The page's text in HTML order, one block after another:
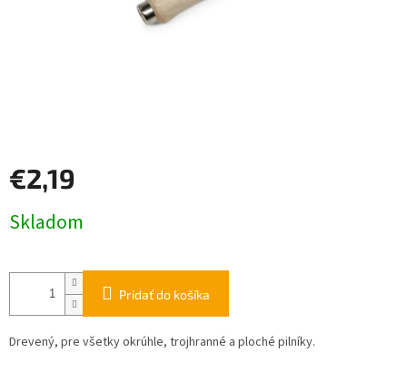
€2,19
cena:
Skladom
Pridať do košíka
Drevený, pre všetky okrúhle, trojhranné a ploché pilníky.